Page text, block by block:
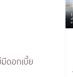
ดอกเบี้ย